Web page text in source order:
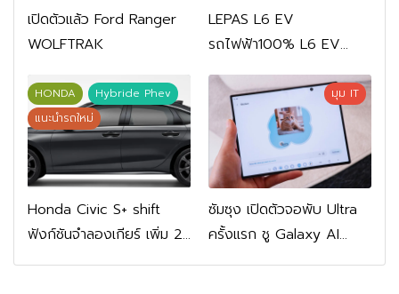
เปิดตัวแล้ว Ford Ranger
WOLFTRAK
LEPAS L6 EV
รถไฟฟ้า100% L6 EV
Comfort FWD 769,900
บาท L6 EV Premium
FWD 799,900 บาท
HONDA
Hybride Phev
แนะนำรถใหม่
Honda Civic S+ shift
ฟังก์ชันจำลองเกียร์ เพิ่ม 2
หมื่นบาท
มุม IT
ซัมซุง เปิดตัวจอพับ Ultra
ครั้งแรก ชู Galaxy AI
เชื่อมมือถือ-นาฬิกา-แว่น